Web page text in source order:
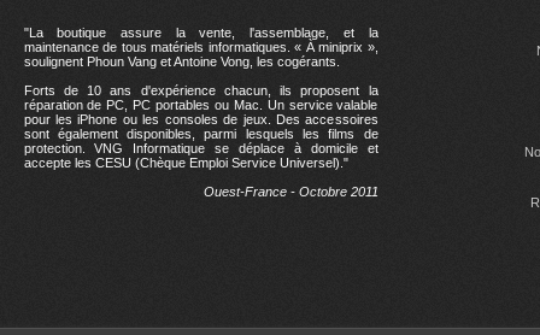
"La boutique assure la vente, l'assemblage, et la
maintenance de tous matériels informatiques. « À miniprix »,
soulignent Phoun Vang et Antoine Vong, les cogérants.
Forts de 10 ans d'expérience chacun, ils proposent la
réparation de PC, PC portables ou Mac. Un service valable
pour les iPhone ou les consoles de jeux. Des accessoires
sont également disponibles, parmi lesquels les films de
protection. VNG Informatique se déplace à domicile et
accepte les CESU (Chèque Emploi Service Universel)."
Ouest-France - Octobre 2011